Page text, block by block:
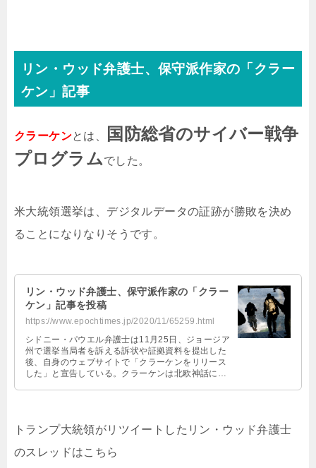
リン・ウッド弁護士、保守派作家の「クラー
ケン」記事
クラーケンとは、
国防総省のサイバー戦争
プログラムでした。
米大統領選挙は、デジタルデータの証跡が勝敗を決め
ることになりなりそうです。
リン・ウッド弁護士、保守派作家の「クラー
ケン」記事を投稿
https://www.epochtimes.jp/2020/11/65259.html
シドニー・パウエル弁護士は11月25日、ジョージア
州で選挙当局者を訴える訴状や証拠資料を提出した
後、自身のウェブサイトで「クラーケンをリリース
した」と宣告している。クラーケンは北欧神話に登
トランプ大統領がリツイートしたリン・ウッド弁護士
のスレッドはこちら